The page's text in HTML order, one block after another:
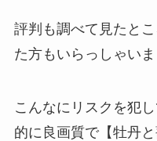
評判も調べて見たと
た方もいらっしゃいま
こんなにリスクを犯
的に良画質で【牡丹